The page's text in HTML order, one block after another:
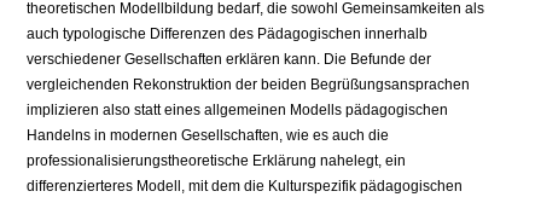
theoretischen Modellbildung bedarf, die sowohl Gemeinsamkeiten als
auch typologische Differenzen des Pädagogischen innerhalb
verschiedener Gesellschaften erklären kann. Die Befunde der
vergleichenden Rekonstruktion der beiden Begrüßungsansprachen
implizieren also statt eines allgemeinen Modells pädagogischen
Handelns in modernen Gesellschaften, wie es auch die
professionalisierungstheoretische Erklärung nahelegt, ein
differenzierteres Modell, mit dem die Kulturspezifik pädagogischen